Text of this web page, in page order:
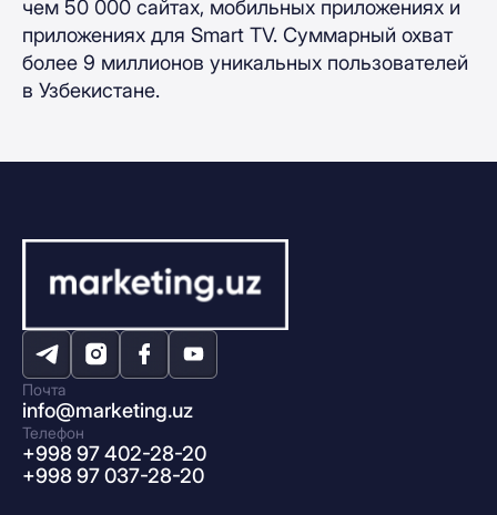
чем 50 000 сайтах, мобильных приложениях и
приложениях для Smart TV. Суммарный охват
более 9 миллионов уникальных пользователей
в Узбекистане.
Почта
info@marketing.uz
Телефон
+998 97 402-28-20
+998 97 037-28-20